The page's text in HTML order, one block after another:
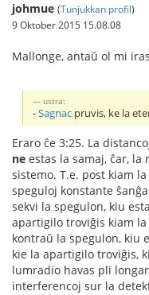
johmue (Tunjukkan profil)
9 Oktober 2015 15.08.08
Mallonge, antaŭ ol mi
ustra:
-Sagnac pruvis, ke la
Eraro ĉe 3:25. La
ne estas la samaj, ĉar, la
sistemo. T.e. post kiam
speguloj konstante
sekvi la spegulon, kiu
apartigilo troviĝis kiam
kontraŭ la spegulon, kiu
kie la apartigilo troviĝis,
lumradio havas pli
interferencoj sur la